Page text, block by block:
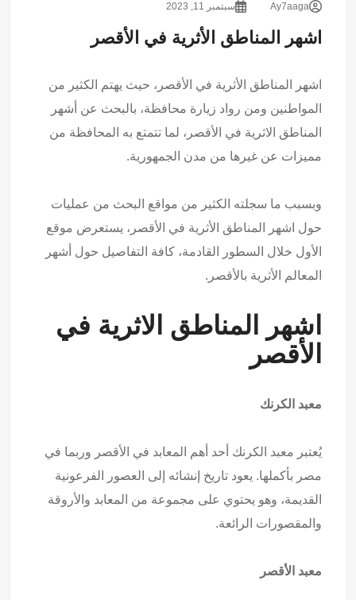
Ay7aaga سبتمبر 11, 2023
اشهر المناطق الأثرية في الأقصر
اشهر المناطق الأثرية في الأقصر، حيث يهتم الكثير من
المواطنين ومن رواد زيارة محافظة، بالبحث عن أشهر
المناطق الاثرية في الأقصر، لما تتمتع به المحافظة من
مميزات عن غيرها من مدن الجمهورية.
وبسبب ما سجلته الكثير من مواقع البحث من عمليات
حول اشهر المناطق الأثرية في الأقصر، يستعرض موقع
الأول خلال السطور القادمة، كافة التفاصيل حول أشهر
المعالم الأثرية بالأقصر.
اشهر المناطق الاثرية في
الأقصر
معبد الكرنك
يُعتبر معبد الكرنك أحد أهم المعابد في الأقصر وربما في
مصر بأكملها. يعود تاريخ إنشائه إلى العصور الفرعونية
القديمة، وهو يحتوي على مجموعة من المعابد والأروقة
والمقصورات الرائعة.
معبد الأقصر